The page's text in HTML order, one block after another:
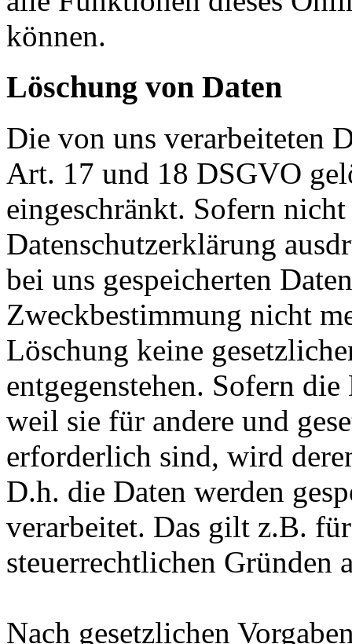
können.
Löschung von Daten
Die von uns verarbeiteten
Art. 17 und 18 DSGVO
eingeschränkt. Sofern
Datenschutzerklärung
bei uns gespeicherten
Zweckbestimmung nicht
Löschung keine
entgegenstehen. Sofern
weil sie für andere und
erforderlich sind, wird
D.h. die Daten werden
verarbeitet. Das gilt z.B.
steuerrechtlichen Gründen
Nach gesetzlichen